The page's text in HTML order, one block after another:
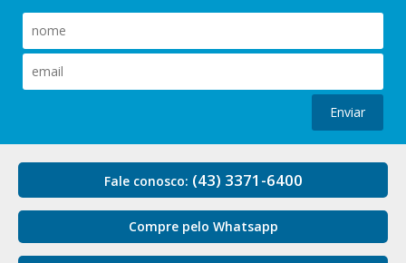
Enviar
Fale conosco: (43) 3371-6400
Compre pelo Whatsapp